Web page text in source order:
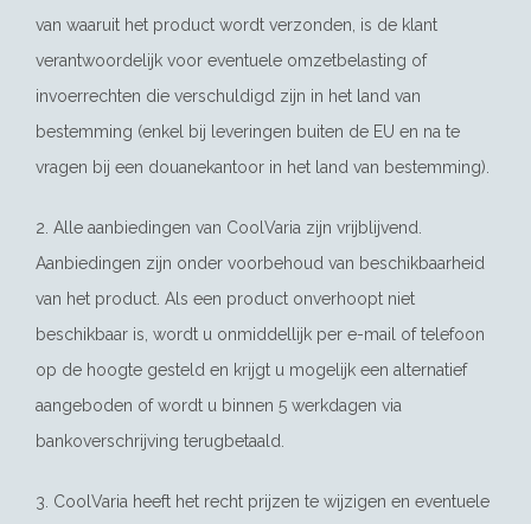
van waaruit het product wordt verzonden, is de klant
verantwoordelijk voor eventuele omzetbelasting of
invoerrechten die verschuldigd zijn in het land van
bestemming (enkel bij leveringen buiten de EU en na te
vragen bij een douanekantoor in het land van bestemming).
2. Alle aanbiedingen van CoolVaria zijn vrijblijvend.
Aanbiedingen zijn onder voorbehoud van beschikbaarheid
van het product. Als een product onverhoopt niet
beschikbaar is, wordt u onmiddellijk per e-mail of telefoon
op de hoogte gesteld en krijgt u mogelijk een alternatief
aangeboden of wordt u binnen 5 werkdagen via
bankoverschrijving terugbetaald.
3. CoolVaria heeft het recht prijzen te wijzigen en eventuele